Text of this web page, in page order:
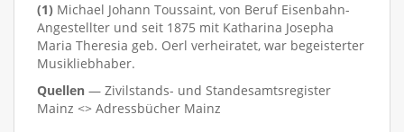
(1) Michael Johann Toussaint, von Beruf Eisenbahn-
Angestellter und seit 1875 mit Katharina Josepha
Maria Theresia geb. Oerl verheiratet, war begeisterter
Musikliebhaber.
Quellen — Zivilstands- und Standesamtsregister
Mainz <> Adressbücher Mainz